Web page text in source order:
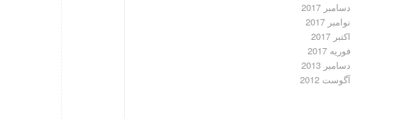
دسامبر 2017
نوامبر 2017
اکتبر 2017
فوریه 2017
دسامبر 2013
آگوست 2012